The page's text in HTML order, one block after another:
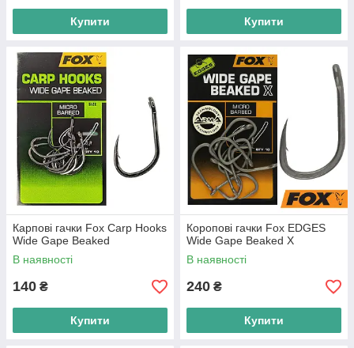
Купити Купити
Карпові гачки Fox Carp Hooks
Wide Gape Beaked
В наявності
140 ₴
Купити
Коропові гачки Fox EDGES
Wide Gape Beaked X
В наявності
240 ₴
Купити